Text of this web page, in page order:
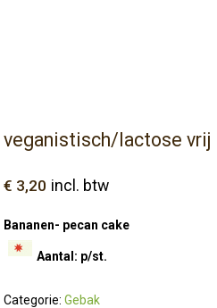
veganistisch/lactose vrij
€ 3,20 incl. btw
Bananen- pecan cake
Aantal: p/st.
Categorie:Gebak